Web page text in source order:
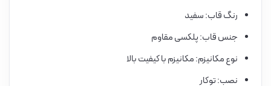
رنگ قاب: سفید
جنس قاب: پلکسی مقاوم
نوع مکانیزم: مکانیزم با کیفیت بالا
نصب: توکار